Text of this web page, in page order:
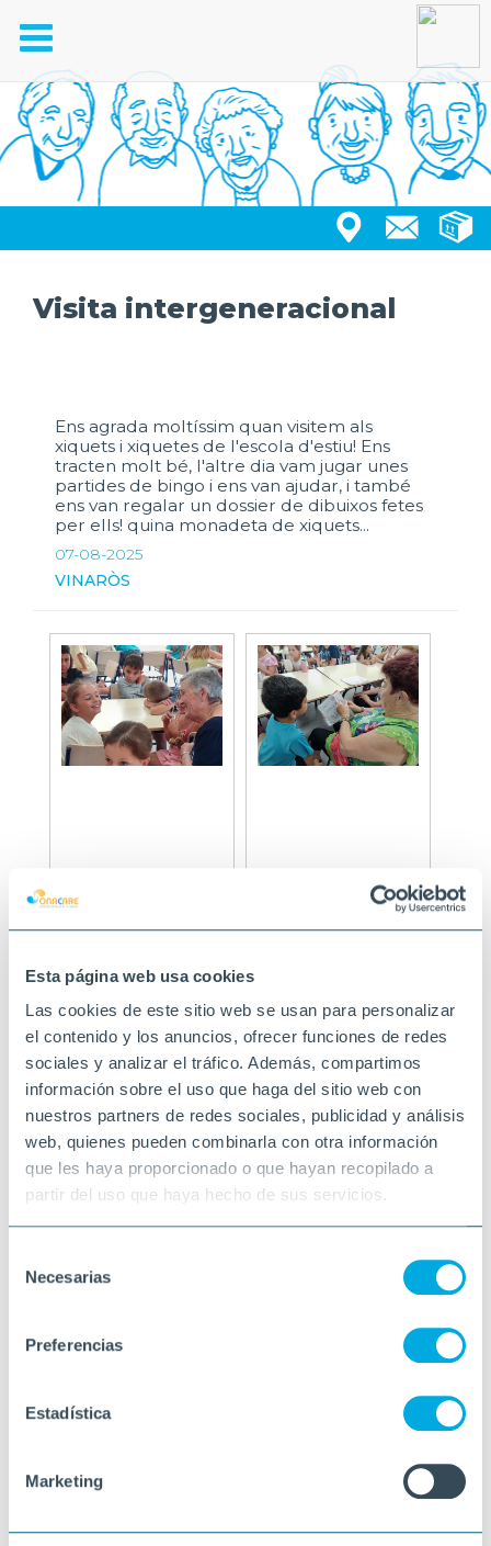
Esta página web usa cookies
Las cookies de este sitio web se usan para personalizar
el contenido y los anuncios, ofrecer funciones de redes
sociales y analizar el tráfico. Además, compartimos
información sobre el uso que haga del sitio web con
nuestros partners de redes sociales, publicidad y análisis
web, quienes pueden combinarla con otra información
que les haya proporcionado o que hayan recopilado a
partir del uso que haya hecho de sus servicios.
Necesarias
Preferencias
Estadística
Marketing
Toggle
navigation
Visita intergeneracional
Ens agrada moltíssim quan visitem als
xiquets i xiquetes de l'escola d'estiu! Ens
tracten molt bé, l'altre dia vam jugar unes
partides de bingo i ens van ajudar, i també
ens van regalar un dossier de dibuixos fetes
per ells! quina monadeta de xiquets...
07-08-2025
VINARÒS